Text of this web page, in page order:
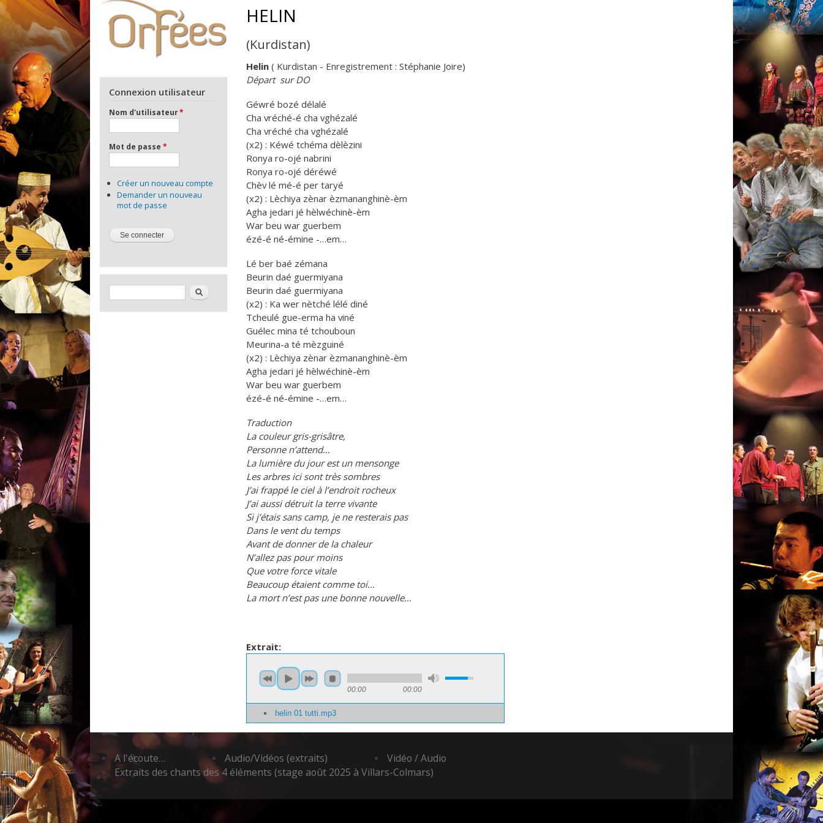
Connexion utilisateur
Nom d'utilisateur*
Mot de passe *
Créer un nouveau compte
Demander un nouveau
mot de passe
Formulaire de rechercheRechercher
HELIN
(Kurdistan)
Helin ( Kurdistan - Enregistrement : Stéphanie Joire)
Départ sur DO
Géwré bozé délalé
Cha vréché-é cha vghézalé
Cha vréché cha vghézalé
(x2) : Kéwé tchéma dèlèzini
Ronya ro-ojé nabrini
Ronya ro-ojé déréwé
Chèv lé mé-é per taryé
(x2) : Lèchiya zènar èzmananghinè-èm
Agha jedari jé hèlwéchinè-èm
War beu war guerbem
ézé-é né-émine -…em…
Lé ber baé zémana
Beurin daé guermiyana
Beurin daé guermiyana
(x2) : Ka wer nètché lélé diné
Tcheulé gue-erma ha viné
Guélec mina té tchouboun
Meurina-a té mèzguiné
(x2) : Lèchiya zènar èzmananghinè-èm
Agha jedari jé hèlwéchinè-èm
War beu war guerbem
ézé-é né-émine -…em…
Traduction
La couleur gris-grisâtre,
Personne n’attend…
La lumière du jour est un mensonge
Les arbres ici sont très sombres
J’ai frappé le ciel à l’endroit rocheux
J’ai aussi détruit la terre vivante
Si j’étais sans camp, je ne resterais pas
Dans le vent du temps
Avant de donner de la chaleur
N’allez pas pour moins
Que votre force vitale
Beaucoup étaient comme toi…
La mort n’est pas une bonne nouvelle…
Extrait:
00:00 00:00
helin 01 tutti.mp3
A l'écoute… Audio/Vidéos (extraits)
Vidéo / Audio
Extraits des chants des 4 éléments (stage août 2025 à Villars-Colmars)